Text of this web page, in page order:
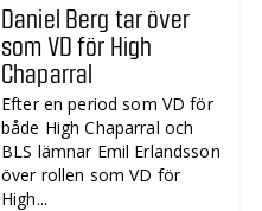
Daniel Berg tar över
som VD för High
Chaparral
Efter en period som VD för
både High Chaparral och
BLS lämnar Emil Erlandsson
över rollen som VD för
High...